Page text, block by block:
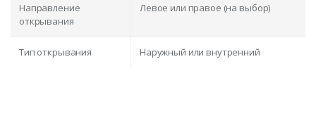
Направление
открывания
Левое или правое (на выбор)
Тип открывания Наружный или внутренний